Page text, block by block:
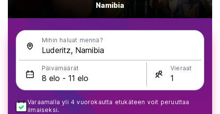
Namibia
Mihin haluat mennä?
Päivämäärät Vieraat
Varaamalla yli 4 vuorokautta etukäteen voit peruuttaa
ilmaiseksi.